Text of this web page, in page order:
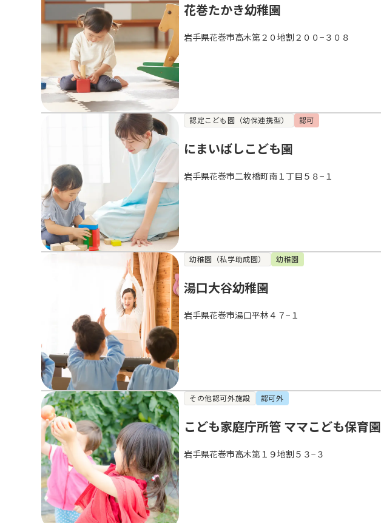
花巻たかき幼稚園
岩手県花巻市高木第２０地割２００−３０８
認定こども園（幼保連携型） 認可
にまいばしこども園
岩手県花巻市二枚橋町南１丁目５８−１
幼稚園（私学助成園） 幼稚園
湯口大谷幼稚園
岩手県花巻市湯口平林４７−１
その他認可外施設 認可外
こども家庭庁所管 ママこども保育園
岩手県花巻市高木第１９地割５３−３